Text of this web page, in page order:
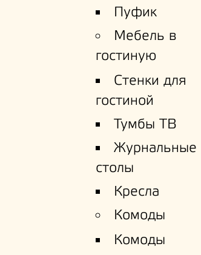
Пуфик
Мебель в
гостиную
Стенки для
гостиной
Тумбы ТВ
Журнальные
столы
Кресла
Комоды
Комоды